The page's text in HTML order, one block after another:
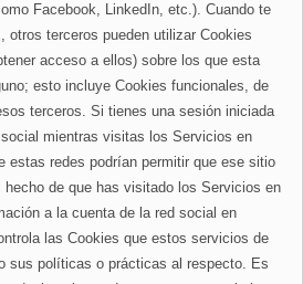
Facebook, LinkedIn, etc.). Cuando te
terceros pueden utilizar Cookies
acceso a ellos) sobre los que esta
esto incluye Cookies funcionales, de
terceros. Si tienes una sesión iniciada
mientras visitas los Servicios en
estas redes podrían permitir que ese sitio
hecho de que has visitado los Servicios en
a la cuenta de la red social en
las Cookies que estos servicios de
sus políticas o prácticas al respecto. Es